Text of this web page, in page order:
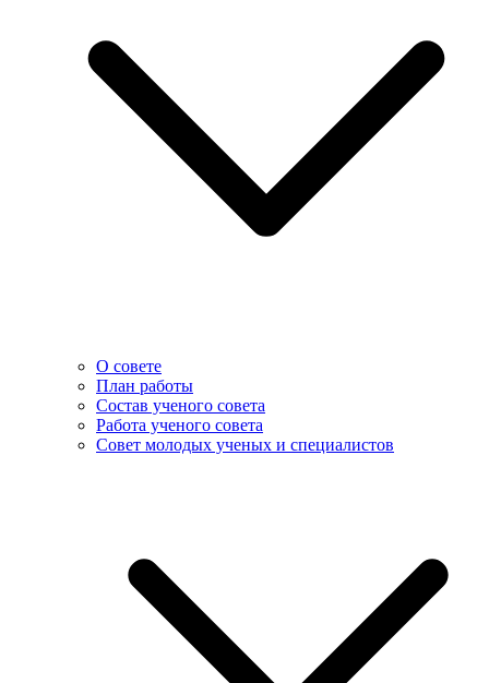
О совете
План работы
Состав ученого совета
Работа ученого совета
Совет молодых ученых и специалистов